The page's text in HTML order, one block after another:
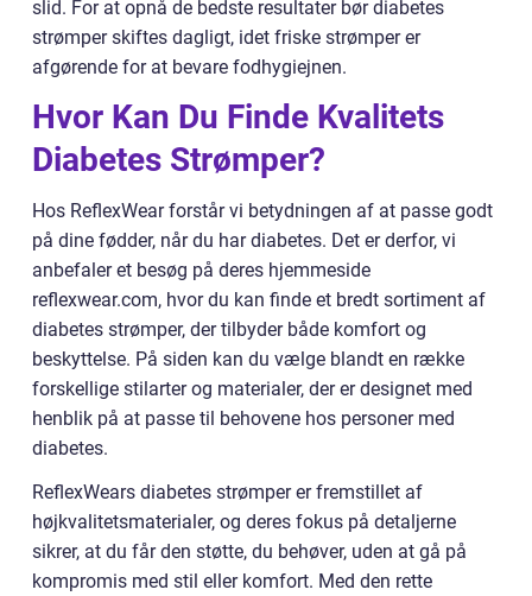
slid. For at opnå de bedste resultater bør diabetes
strømper skiftes dagligt, idet friske strømper er
afgørende for at bevare fodhygiejnen.
Hvor Kan Du Finde Kvalitets
Diabetes Strømper?
Hos ReflexWear forstår vi betydningen af at passe godt
på dine fødder, når du har diabetes. Det er derfor, vi
anbefaler et besøg på deres hjemmeside
reflexwear.com, hvor du kan finde et bredt sortiment af
diabetes strømper, der tilbyder både komfort og
beskyttelse. På siden kan du vælge blandt en række
forskellige stilarter og materialer, der er designet med
henblik på at passe til behovene hos personer med
diabetes.
ReflexWears diabetes strømper er fremstillet af
højkvalitetsmaterialer, og deres fokus på detaljerne
sikrer, at du får den støtte, du behøver, uden at gå på
kompromis med stil eller komfort. Med den rette